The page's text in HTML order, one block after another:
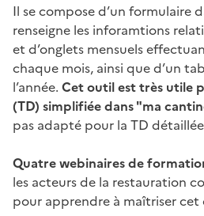
Il se compose d’un formulaire
renseigne les inforamtions
et d’onglets mensuels
chaque mois, ainsi que d’un
l’année. Cet outil est très utile
(TD) simplifiée dans "ma
pas adapté pour la TD
Quatre webinaires de
les acteurs de la restauration
pour apprendre à maîtriser cet